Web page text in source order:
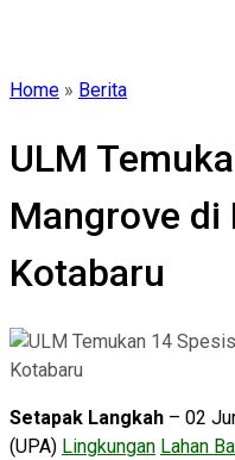
Home » Berita
ULM
Mangrove di
Kotabaru
Setapak Langkah – 02
(UPA) Lingkungan Lahan